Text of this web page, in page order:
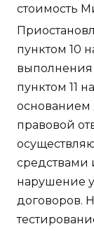
стоимость
пунктом 10
выполнения
пунктом 11
основанием
правовой
средствами
нарушение
договоров.